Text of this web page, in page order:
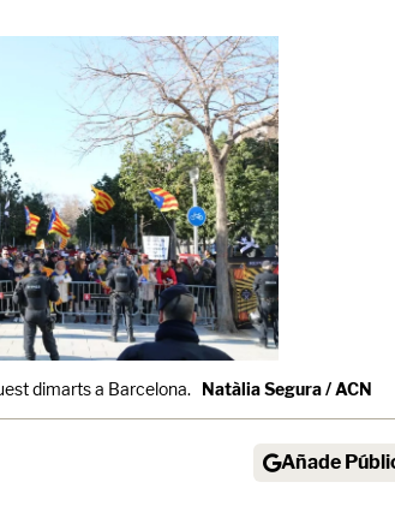
dimarts a Barcelona. Natàlia Segura / ACN
Añade